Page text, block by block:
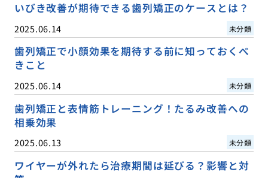
いびき改善が期待できる歯列矯正のケースとは？
2025.06.14 未分類
歯列矯正で小顔効果を期待する前に知っておくべ
きこと
2025.06.14 未分類
歯列矯正と表情筋トレーニング！たるみ改善への
相乗効果
2025.06.13 未分類
ワイヤーが外れたら治療期間は延びる？影響と対